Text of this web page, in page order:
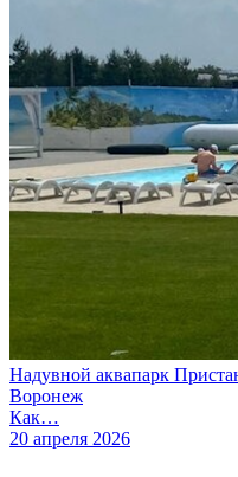
Надувной аквапарк
Воронеж
Как…
20 апреля 2026